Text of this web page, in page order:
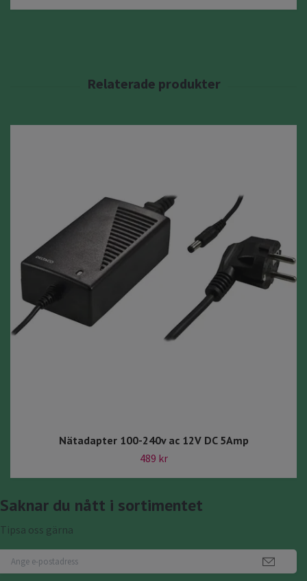
Saknar du nått i sortimentet
Tipsa oss gärna
Nu har du kommit rätt internetshopping.se
Nätadapter 100-240v ac 12V DC 5Amp
489 kr